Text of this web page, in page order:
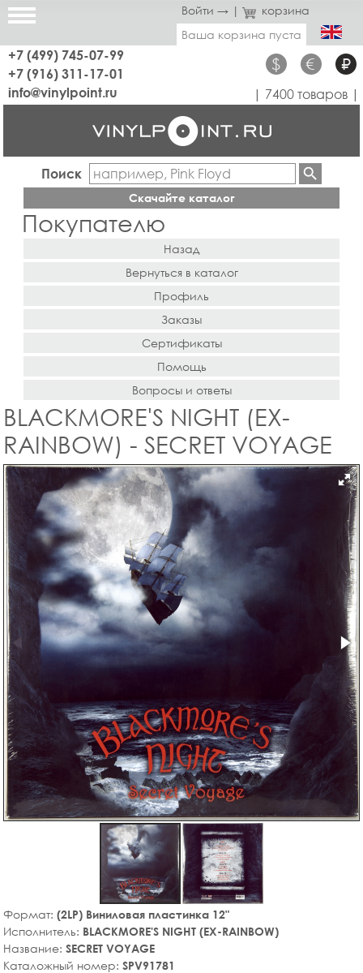
Войти → |
корзина
Ваша корзина пуста
+7 (499) 745-07-99
+7 (916) 311-17-01
$ € ₽
info@vinylpoint.ru | 7400 товаров |
Поиск
Скачайте каталог
Покупателю
Назад
Вернуться в каталог
Профиль
Заказы
Сертификаты
Помощь
Вопросы и ответы
BLACKMORE'S NIGHT (EX-
RAINBOW) - SECRET VOYAGE
Формат: (2LP) Виниловая пластинка 12"
Исполнитель: BLACKMORE'S NIGHT (EX-RAINBOW)
Название: SECRET VOYAGE
Каталожный номер: SPV91781